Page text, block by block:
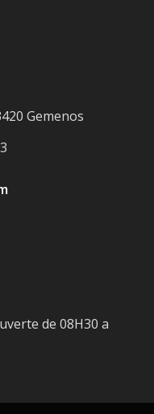
Gemenos
de 08H30 a